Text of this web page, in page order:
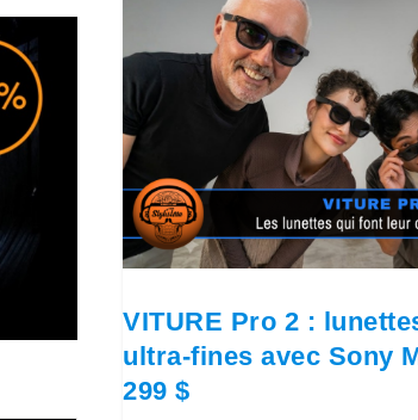
VITURE Pro 2 :
ultra-fines avec Sony
299 $